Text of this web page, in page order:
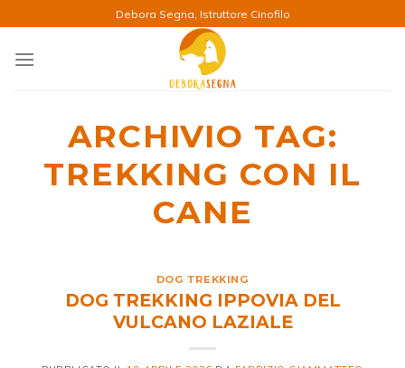
ai
contenuti
Debora Segna, Istruttore Cinofilo
ARCHIVIO TAG:
TREKKING CON IL
CANE
DOG TREKKING
DOG TREKKING IPPOVIA DEL
VULCANO LAZIALE